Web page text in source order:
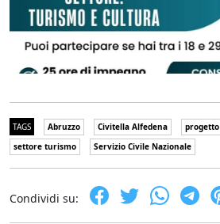
TAGS Abruzzo Civitella Alfedena progetto
settore turismo
Servizio Civile Nazionale
Condividi su: